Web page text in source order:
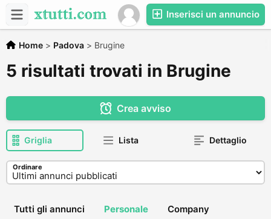
Inserisci un annuncio
Home > Padova > Brugine
5 risultati trovati in Brugine
Crea avviso
Griglia Lista Dettaglio
Ordinare
Tutti gli annunci Personale Company